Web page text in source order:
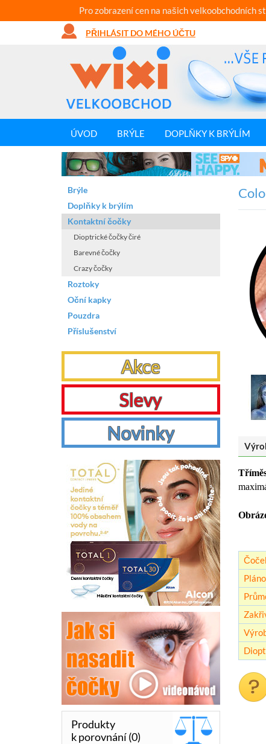
Pro zobrazení cen na našich velkoobchodních
PŘIHLÁSIT DO MÉHO ÚČTU
ÚVOD BRÝLE DOPLŇKY K BRÝLÍM
Brýle
Doplňky k brýlím
Kontaktní čočky
Dioptrické čočky čiré
Barevné čočky
Crazy čočky
Roztoky
Oční kapky
Pouzdra
Příslušenství
Akce
Slevy
Novinky
Produkty
k porovnání (0)